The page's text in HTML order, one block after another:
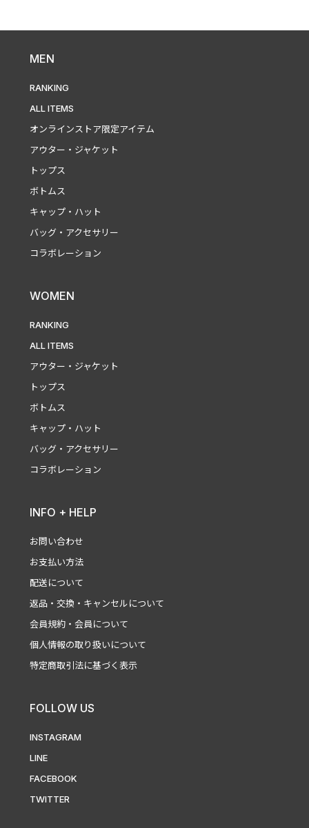
MEN
RANKING
ALL ITEMS
オンラインストア限定アイテム
アウター・ジャケット
トップス
ボトムス
キャップ・ハット
バッグ・アクセサリー
コラボレーション
WOMEN
RANKING
ALL ITEMS
アウター・ジャケット
トップス
ボトムス
キャップ・ハット
バッグ・アクセサリー
コラボレーション
INFO + HELP
お問い合わせ
お支払い方法
配送について
返品・交換・キャンセルについて
会員規約・会員について
個人情報の取り扱いについて
特定商取引法に基づく表示
FOLLOW US
INSTAGRAM
LINE
FACEBOOK
TWITTER